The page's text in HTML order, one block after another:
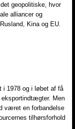
geopolitiske, hvor
alliancer og
Kina og EU.
i 1978 og i løbet af få
eksportindtægter. Men
været en forbandelse
tilhørsforhold